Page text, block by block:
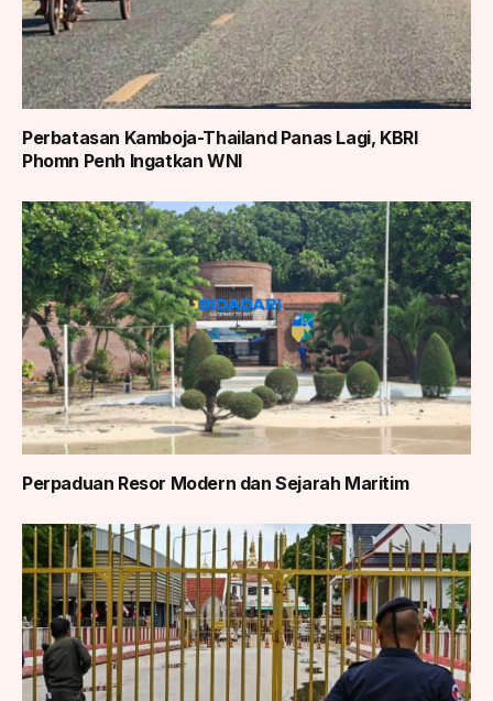
Perbatasan Kamboja-Thailand Panas Lagi, KBRI
Phomn Penh Ingatkan WNI
Perpaduan Resor Modern dan Sejarah Maritim